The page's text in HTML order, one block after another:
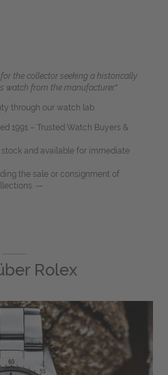
the collector seeking a historically
watch from the manufacturer."
through our watch lab.
1991 – Trusted Watch Buyers &
and available for immediate
the sale or consignment of
—
Rolex